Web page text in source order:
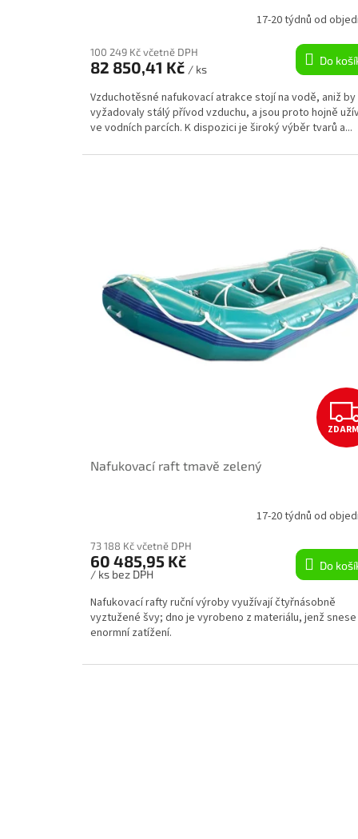
17-20 týdnů od
100 249 Kč včetně DPH
82 850,41 Kč / ks
Do
Vzduchotěsné nafukovací atrakce stojí na vodě, aniž by
vyžadovaly stálý přívod vzduchu, a jsou proto hojně
ve vodních parcích. K dispozici je široký výběr tvarů a...
Nafukovací raft tmavě zelený
17-20 týdnů od
73 188 Kč včetně DPH
60 485,95 Kč
/ ks bez DPH
Do
Nafukovací rafty ruční výroby využívají čtyřnásobně
vyztužené švy; dno je vyrobeno z materiálu, jenž snese
enormní zatížení.